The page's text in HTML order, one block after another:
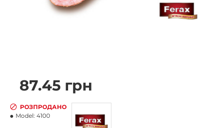
87.45 грн
РОЗПРОДАНО
Model: 4100